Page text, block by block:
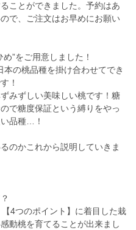
ことができました。予約はあ
で、ご注文はお早めにお願い
”をご用意しました！
の桃品種を掛け合わせてでき
！
みずしい美味しい桃です！糖
で糖度保証という縛りをやっ
品種…！
のかこれから説明していきま
4つのポイント】に着目した栽
動桃を育てることが出来まし